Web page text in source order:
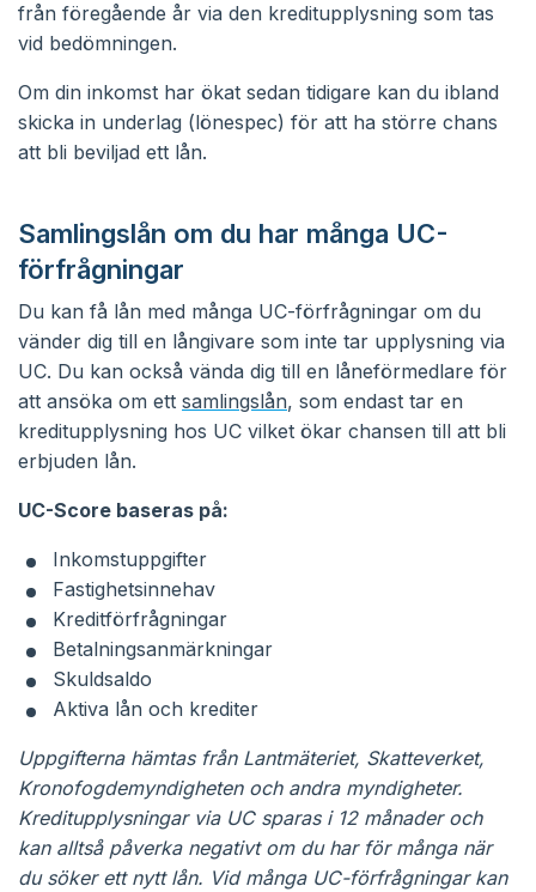
från föregående år via den kreditupplysning som tas
vid bedömningen.
Om din inkomst har ökat sedan tidigare kan du ibland
skicka in underlag (lönespec) för att ha större chans
att bli beviljad ett lån.
Samlingslån om du har många UC-
förfrågningar
Du kan få lån med många UC-förfrågningar om du
vänder dig till en långivare som inte tar upplysning via
UC. Du kan också vända dig till en låneförmedlare för
att ansöka om ett samlingslån, som endast tar en
kreditupplysning hos UC vilket ökar chansen till att bli
erbjuden lån.
UC-Score baseras på:
Inkomstuppgifter
Fastighetsinnehav
Kreditförfrågningar
Betalningsanmärkningar
Skuldsaldo
Aktiva lån och krediter
Uppgifterna hämtas från Lantmäteriet, Skatteverket,
Kronofogdemyndigheten och andra myndigheter.
Kreditupplysningar via UC sparas i 12 månader och
kan alltså påverka negativt om du har för många när
du söker ett nytt lån. Vid många UC-förfrågningar kan